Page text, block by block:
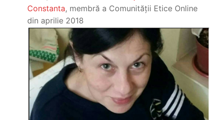
Constanta, membră a Comunității Etice Online
din aprilie 2018